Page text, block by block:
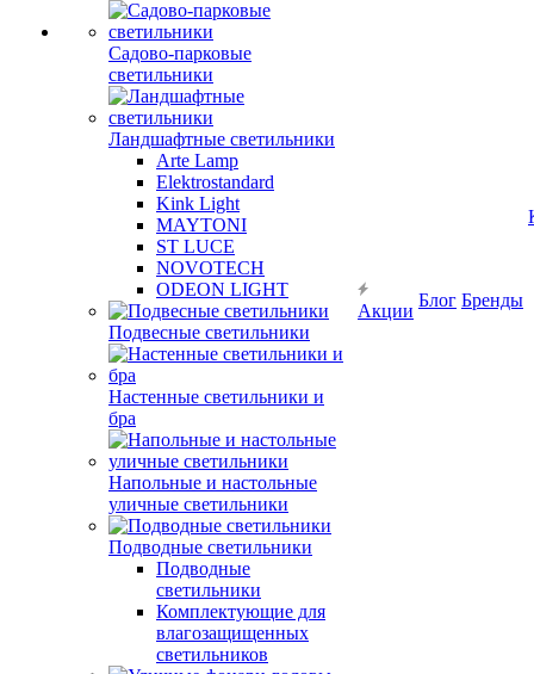
Садово-парковые
светильники
Ландшафтные светильники
Arte Lamp
Elektrostandard
Kink Light
MAYTONI
ST LUCE
NOVOTECH
ODEON LIGHT
Подвесные светильники
Настенные светильники и
бра
Напольные и настольные
уличные светильники
Подводные светильники
Подводные
светильники
Комплектующие для
влагозащищенных
светильников
Акции
Блог Бренды